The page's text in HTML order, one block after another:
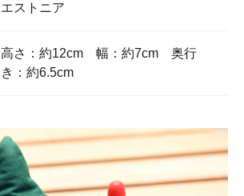
エストニア
高さ：約12cm 幅：約7cm 奥行
き：約6.5cm